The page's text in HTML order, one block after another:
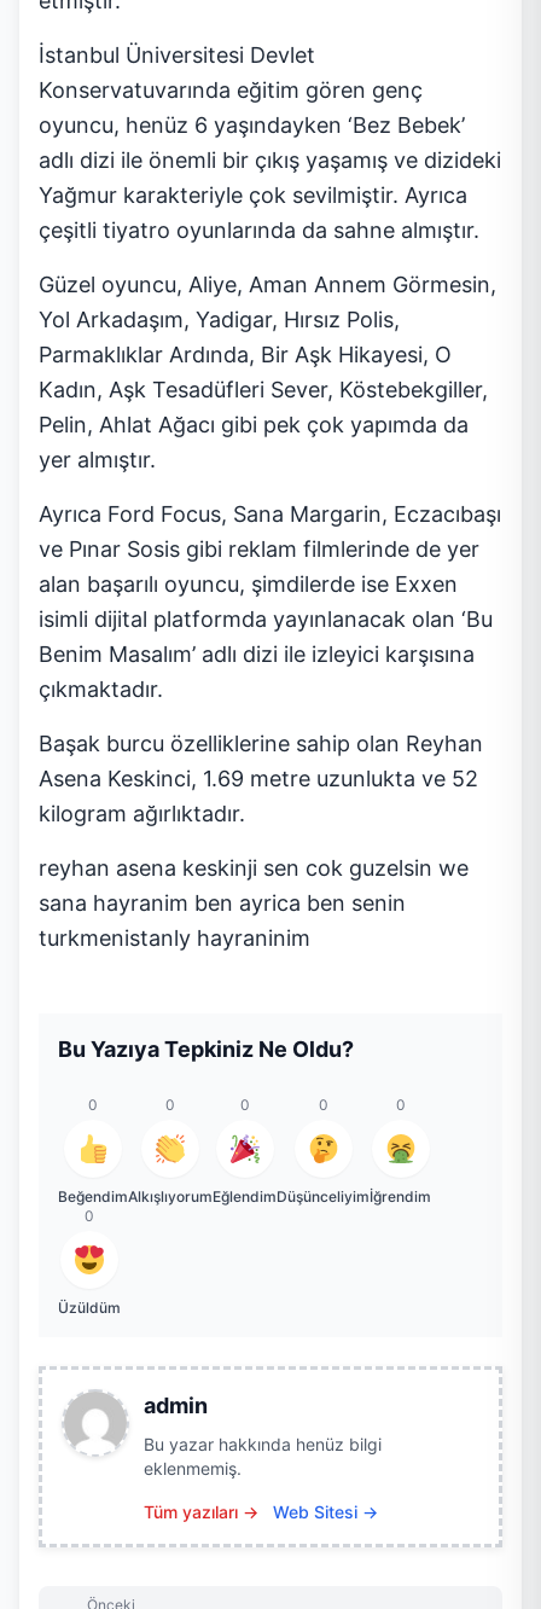
İstanbul Üniversitesi Devlet
Konservatuvarında eğitim gören genç
oyuncu, henüz 6 yaşındayken ‘Bez Bebek’
adlı dizi ile önemli bir çıkış yaşamış ve dizideki
Yağmur karakteriyle çok sevilmiştir. Ayrıca
çeşitli tiyatro oyunlarında da sahne almıştır.
Güzel oyuncu, Aliye, Aman Annem Görmesin,
Yol Arkadaşım, Yadigar, Hırsız Polis,
Parmaklıklar Ardında, Bir Aşk Hikayesi, O
Kadın, Aşk Tesadüfleri Sever, Köstebekgiller,
Pelin, Ahlat Ağacı gibi pek çok yapımda da
yer almıştır.
Ayrıca Ford Focus, Sana Margarin, Eczacıbaşı
ve Pınar Sosis gibi reklam filmlerinde de yer
alan başarılı oyuncu, şimdilerde ise Exxen
isimli dijital platformda yayınlanacak olan ‘Bu
Benim Masalım’ adlı dizi ile izleyici karşısına
çıkmaktadır.
Başak burcu özelliklerine sahip olan Reyhan
Asena Keskinci, 1.69 metre uzunlukta ve 52
kilogram ağırlıktadır.
reyhan asena keskinji sen cok guzelsin we
sana hayranim ben ayrica ben senin
turkmenistanly hayraninim
Bu Yazıya Tepkiniz Ne Oldu?
0
Beğendim
0
Alkışlıyorum
0
Eğlendim
0
Düşünceliyim
0
İğrendim
0
Üzüldüm
admin
Bu yazar hakkında henüz bilgi
eklenmemiş.
Tüm yazıları → Web Sitesi →
Önceki